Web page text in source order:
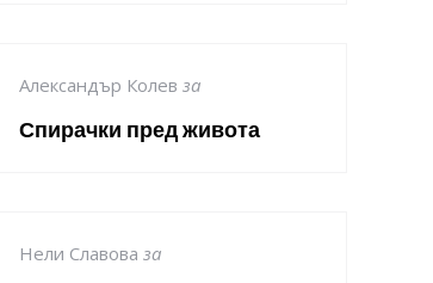
Александър Колев за
Спирачки пред живота
Нели Славова за